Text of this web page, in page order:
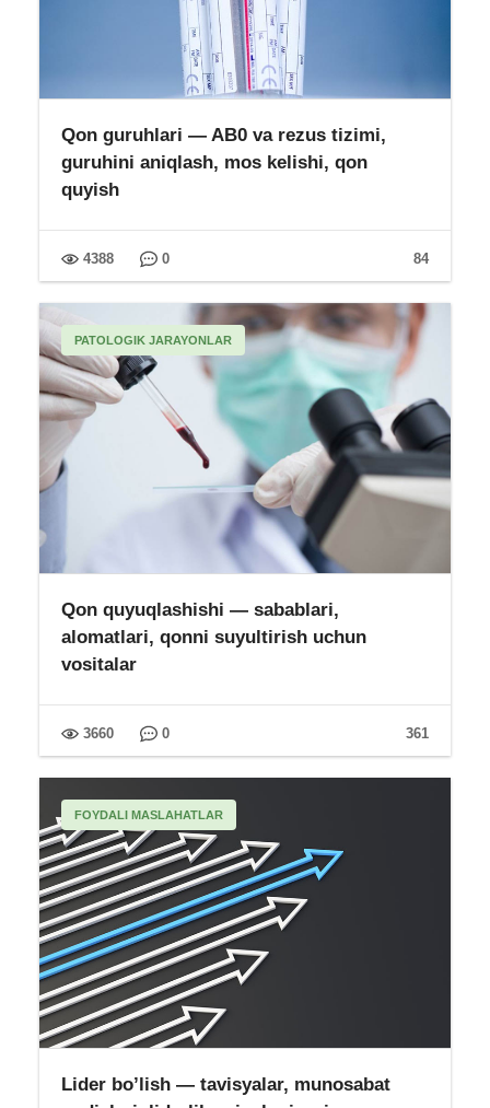
Qon guruhlari — AB0 va rezus tizimi,
guruhini aniqlash, mos kelishi, qon
quyish
84
4388 0
PATOLOGIK JARAYONLAR
Qon quyuqlashishi — sabablari,
alomatlari, qonni suyultirish uchun
vositalar
361
3660 0
FOYDALI MASLAHATLAR
Lider bo’lish — tavisyalar, munosabat